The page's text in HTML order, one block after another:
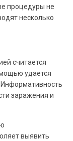
процедуры не
несколько
считается
удается
Информативность
заражения и
выявить